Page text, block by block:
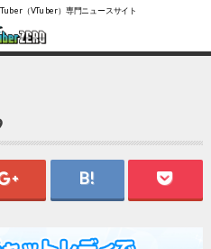
（VTuber）専門ニュースサイト